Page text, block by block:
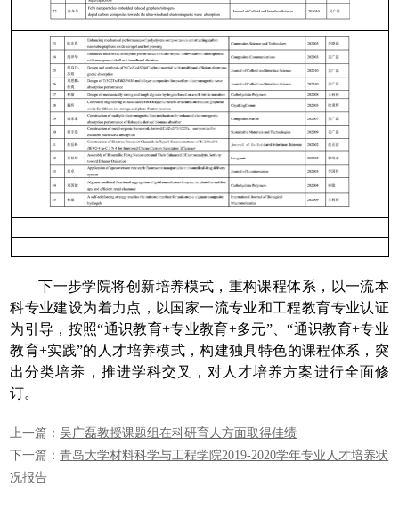
下一步学院将创新培养模式，重构课程体系，以一流本
科专业建设为着力点，以国家一流专业和工程教育专业认证
为引导，按照“通识教育+专业教育+多元”、“通识教育+专业
教育+实践”的人才培养模式，构建独具特色的课程体系，突
出分类培养，推进学科交叉，对人才培养方案进行全面修
订。
上一篇： 吴广磊教授课题组在科研育人方面取得佳绩
下一篇：青岛大学材料科学与工程学院2019-2020学年专业人才培养状
况报告